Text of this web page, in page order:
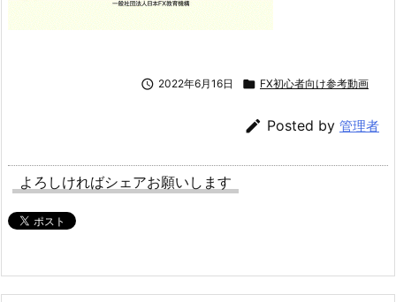
 2022年6月16日  FX初心者向け参考動画
 Posted by 管理者
よろしければシェアお願いします